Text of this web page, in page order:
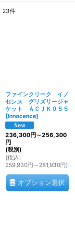
23件
ファインクリーク イノ
センス グリズリージャ
ケット ＡＣＪＫ０５５
[Innocence]
236,300円 ～256,300
円
(税別)
(税込 :
259,930円 ～281,930円)
オプション選択